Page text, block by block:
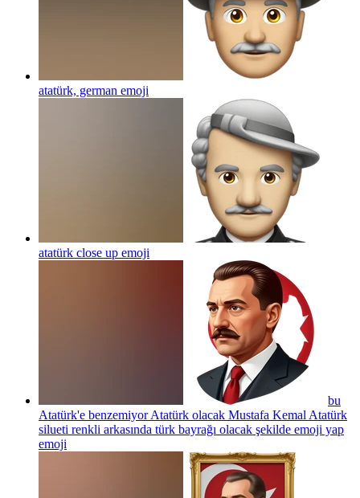
atatürk, german emoji
atatürk close up emoji
bu
Atatürk'e benzemiyor Atatürk olacak Mustafa Kemal Atatürk
silueti renkli arkasında türk bayrağı olacak şekilde emoji yap
emoji